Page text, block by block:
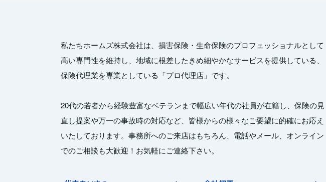
私たちホームズ株式会社は、損害保険・生命保険のプロフェッショナルとして
高い専門性を維持し、地域に根差したきめ細やかなサービスを提供している、
保険代理業を専業としている「プロ代理店」です。
20代の若者から経験豊富なベテランまで幅広い年代の社員が在籍し、保険の見
直し提案や万一の事故時の対応など、皆様からの様々なご要望に的確にお応え
いたしております。事務所へのご来店はもちろん、電話やメール、オンライン
でのご相談も大歓迎！お気軽にご連絡下さい。